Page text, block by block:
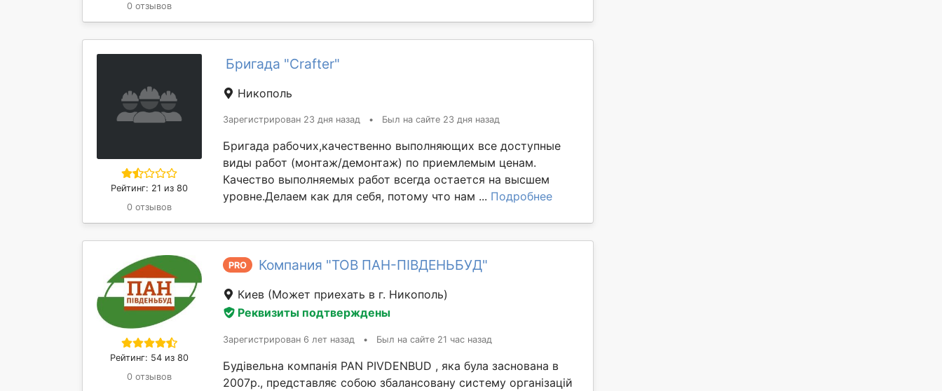
0 отзывов
Рейтинг: 21 из 80
0 отзывов
Бригада "Crafter"
Никополь
Зарегистрирован 23 дня назад • Был на сайте 23 дня назад
Бригада рабочих,качественно выполняющих все доступные
виды работ (монтаж/демонтаж) по приемлемым ценам.
Качество выполняемых работ всегда остается на высшем
уровне.Делаем как для себя, потому что нам ... Подробнее
Рейтинг: 54 из 80
0 отзывов
PRO Компания "ТОВ ПАН-ПІВДЕНЬБУД"
Киев (Может приехать в г. Никополь)
Реквизиты подтверждены
Зарегистрирован 6 лет назад • Был на сайте 21 час назад
Будівельна компанія PAN PIVDENBUD , яка була заснована в
2007р., представляє собою збалансовану систему організацій